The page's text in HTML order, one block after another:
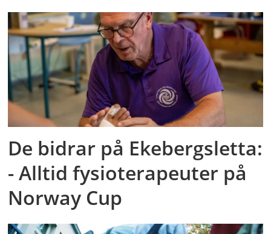
De bidrar på Ekebergsletta:
- Alltid fysioterapeuter på
Norway Cup